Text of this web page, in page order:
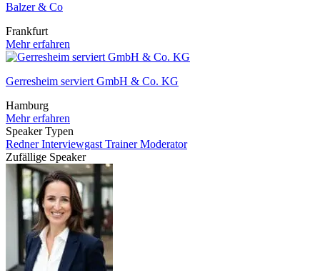
Balzer & Co
Frankfurt
Mehr erfahren
Gerresheim serviert GmbH & Co. KG
Hamburg
Mehr erfahren
Speaker Typen
RednerInterviewgast TrainerModerator
Zufällige Speaker